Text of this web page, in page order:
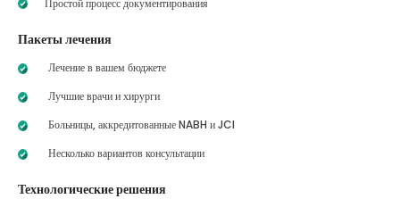
Простой процесс документирования
Пакеты лечения
Лечение в вашем бюджете
Лучшие врачи и хирурги
Больницы, аккредитованные NABH и JCI
Несколько вариантов консультации
Технологические решения